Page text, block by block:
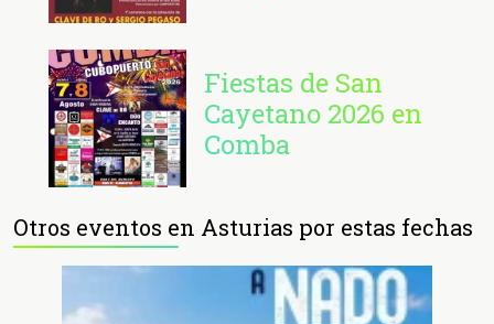
Fiestas de San
Cayetano 2026 en
Comba
Otros eventos en Asturias por estas fechas